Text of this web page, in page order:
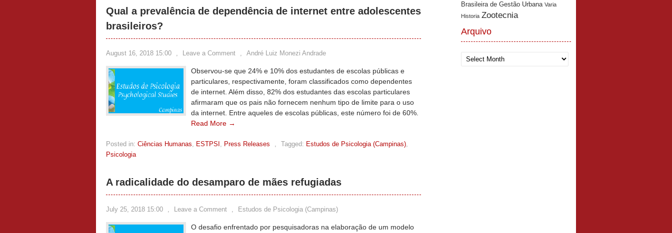
Qual a prevalência de dependência de internet entre adolescentes
brasileiros?
August 16, 2018 15:00 , Leave a Comment , André Luiz Monezi Andrade
Observou-se que 24% e 10% dos estudantes de escolas públicas e
particulares, respectivamente, foram classificados como dependentes
de internet. Além disso, 82% dos estudantes das escolas particulares
afirmaram que os pais não fornecem nenhum tipo de limite para o uso
da internet. Entre aqueles de escolas públicas, este número foi de 60%.
Read More →
Posted in: Ciências Humanas, ESTPSI , Press Releases , Tagged: Estudos de Psicologia (Campinas),
Psicologia
A radicalidade do desamparo de mães refugiadas
July 25, 2018 15:00 , Leave a Comment , Estudos de Psicologia (Campinas)
O desafio enfrentado por pesquisadoras na elaboração de um modelo
Brasileira de Gestão Urbana Varia
Historia Zootecnia
Arquivo
Arquivo